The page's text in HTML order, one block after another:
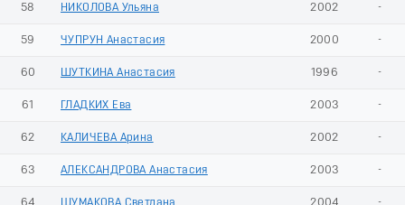
58 НИКОЛОВА Ульяна 2002 -
59 ЧУПРУН Анастасия 2000 -
60 ШУТКИНА Анастасия 1996 -
61 ГЛАДКИХ Ева 2003 -
62 КАЛИЧЕВА Арина 2002 -
63 АЛЕКСАНДРОВА Анастасия 2003 -
64 ШУМАКОВА Светлана 2004 -